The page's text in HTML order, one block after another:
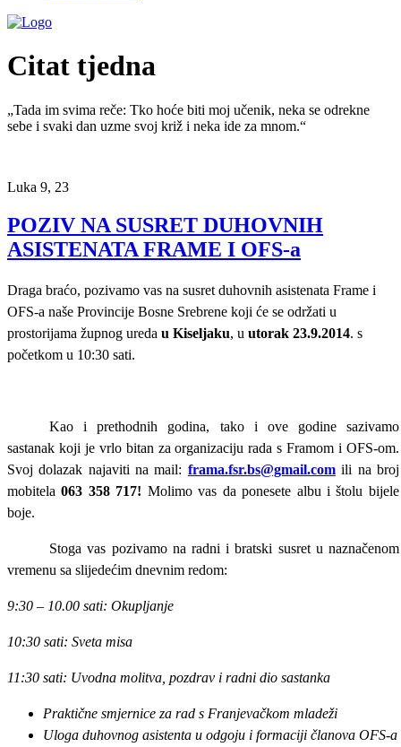
Citat tjedna
„Tada im svima reče: Tko hoće biti moj učenik, neka se odrekne
sebe i svaki dan uzme svoj križ i neka ide za mnom.“
Luka 9, 23
POZIV NA SUSRET DUHOVNIH
ASISTENATA FRAME I OFS-a
Draga braćo, pozivamo vas na susret duhovnih asistenata Frame i
OFS-a naše Provincije Bosne Srebrene koji će se održati u
prostorijama župnog ureda u Kiseljaku, u utorak 23.9.2014. s
početkom u 10:30 sati.
Kao i prethodnih godina, tako i ove godine sazivamo
sastanak koji je vrlo bitan za organizaciju rada s Framom i OFS-om.
Svoj dolazak najaviti na mail: frama.fsr.bs@gmail.comili na broj
mobitela063 358 717! Molimo vas da ponesete albu i štolu bijele
boje.
Stoga vas pozivamo na radni i bratski susret u naznačenom
vremenu sa slijedećim dnevnim redom:
9:30 – 10.00 sati: Okupljanje
10:30 sati: Sveta misa
11:30 sati: Uvodna molitva, pozdrav i radni dio sastanka
Praktične smjernice za rad s Franjevačkom mladeži
Uloga duhovnog asistenta u odgoju i formaciji članova OFS-a